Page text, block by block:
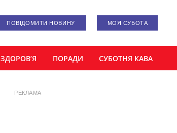
ПОВІДОМИТИ НОВИНУ МОЯ СУБОТА
ЗДОРОВ’Я ПОРАДИ СУБОТНЯ КАВА
РЕКЛАМА